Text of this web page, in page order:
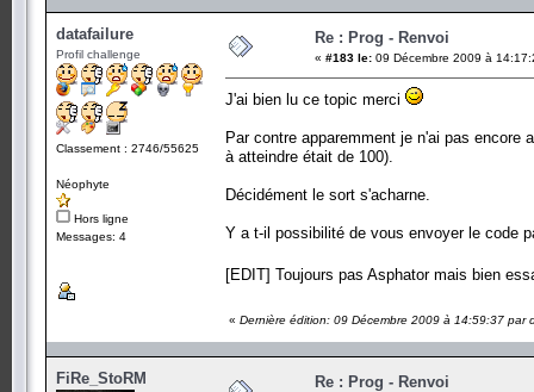
datafailure
Profil challenge
Classement : 2746/55625
Néophyte
Hors ligne
Messages: 4
Re : Prog - Renvoi
« #183 le: 09 Décembre 2009 à
J'ai bien lu ce topic merci
Par contre apparemment je n'ai pas
à atteindre était de 100).
Décidément le sort s'acharne.
Y a t-il possibilité de vous envoyer le code
[EDIT] Toujours pas Asphator mais bien
« Dernière édition: 09 Décembre 2009 à 14:59:37 par
FiRe_StoRM Re : Prog - Renvoi